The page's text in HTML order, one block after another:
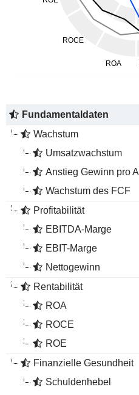
Fundamentaldaten
Wachstum
Umsatzwachstum
Anstieg Gewinn pro Aktie
Wachstum des FCF
Profitabilität
EBITDA-Marge
EBIT-Marge
Nettogewinn
Rentabilität
ROA
ROCE
ROE
Finanzielle Gesundheit
Schuldenhebel